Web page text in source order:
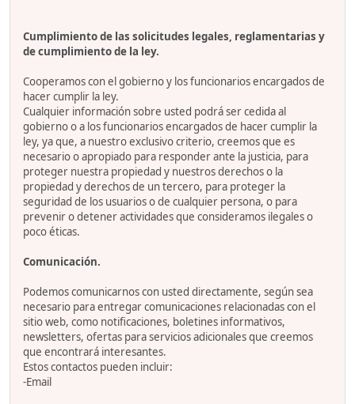
Cumplimiento de las solicitudes legales, reglamentarias y
de cumplimiento de la ley.
Cooperamos con el gobierno y los funcionarios encargados de
hacer cumplir la ley.
Cualquier información sobre usted podrá ser cedida al
gobierno o a los funcionarios encargados de hacer cumplir la
ley, ya que, a nuestro exclusivo criterio, creemos que es
necesario o apropiado para responder ante la justicia, para
proteger nuestra propiedad y nuestros derechos o la
propiedad y derechos de un tercero, para proteger la
seguridad de los usuarios o de cualquier persona, o para
prevenir o detener actividades que consideramos ilegales o
poco éticas.
Comunicación.
Podemos comunicarnos con usted directamente, según sea
necesario para entregar comunicaciones relacionadas con el
sitio web, como notificaciones, boletines informativos,
newsletters, ofertas para servicios adicionales que creemos
que encontrará interesantes.
Estos contactos pueden incluir:
-Email